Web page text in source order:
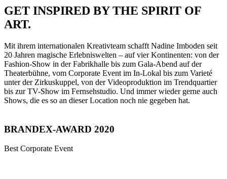
GET INSPIRED BY THE SPIRIT OF
ART.
Mit ihrem internationalen Kreativteam schafft Nadine Imboden seit
20 Jahren magische Erlebniswelten – auf vier Kontinenten: von der
Fashion-Show in der Fabrikhalle bis zum Gala-Abend auf der
Theaterbühne, vom Corporate Event im In-Lokal bis zum Varieté
unter der Zirkuskuppel, von der Videoproduktion im Trendquartier
bis zur TV-Show im Fernsehstudio. Und immer wieder gerne auch
Shows, die es so an dieser Location noch nie gegeben hat.
BRANDEX-AWARD 2020
Best Corporate Event